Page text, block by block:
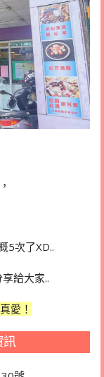
5次了XD..
給大家..
愛！
訊